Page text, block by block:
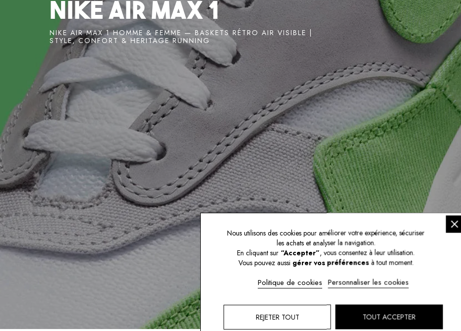
Nike Air Max 1
NIKE AIR MAX 1 HOMME & FEMME — BASKETS RÉTRO AIR VISIBLE |
STYLE, CONFORT & HERITAGE RUNNING
Nous utilisons des cookies pour améliorer votre expérience, sécuriser
les achats et analyser la navigation.
En cliquant sur “Accepter”, vous consentez à leur utilisation.
Vous pouvez aussi gérer vos préférencesà tout moment.
Politique de cookies Personnaliser les cookies
REJETER TOUT TOUT ACCEPTER